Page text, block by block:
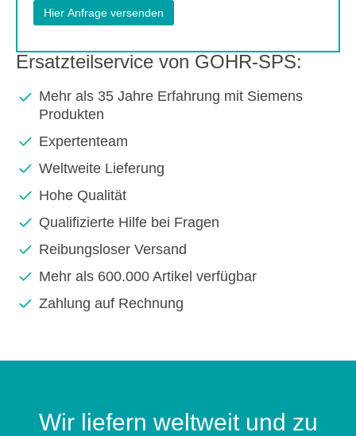
Ersatzteilservice von GOHR-SPS:
Mehr als 35 Jahre Erfahrung mit Siemens
Produkten
Expertenteam
Weltweite Lieferung
Hohe Qualität
Qualifizierte Hilfe bei Fragen
Reibungsloser Versand
Mehr als 600.000 Artikel verfügbar
Zahlung auf Rechnung
Wir liefern weltweit und zu